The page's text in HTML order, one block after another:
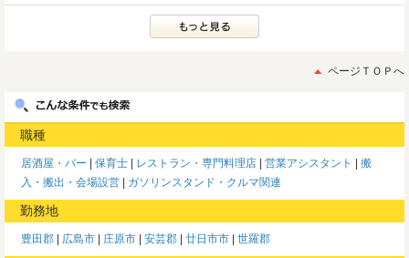
ページＴＯＰへ
職種
居酒屋・バー 保育士 レストラン・専門料理店 営業アシスタント
搬
入・搬出・会場設営
ガソリンスタンド・クルマ関連
勤務地
豊田郡 広島市 庄原市 安芸郡 廿日市市 世羅郡